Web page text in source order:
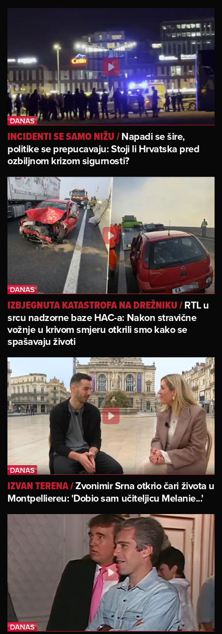
INCIDENTI SE SAMO NIŽU/Napadi se šire,
politike se prepucavaju: Stoji li Hrvatska pred
ozbiljnom krizom sigurnosti?
IZBJEGNUTA KATASTROFA NA DREŽNIKU/RTL u
srcu nadzorne baze HAC-a: Nakon stravične
vožnje u krivom smjeru otkrili smo kako se
spašavaju životi
IZVAN TERENA/Zvonimir Srna otkrio čari života u
Montpelliereu: 'Dobio sam učiteljicu Melanie...'